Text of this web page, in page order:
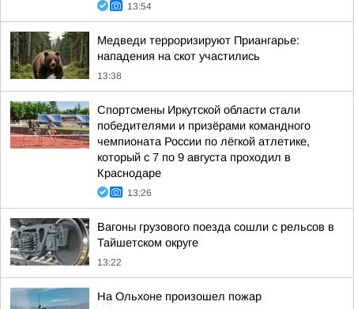
13:54
Медведи терроризируют Приангарье:
нападения на скот участились
13:38
Спортсмены Иркутской области стали
победителями и призёрами командного
чемпионата России по лёгкой атлетике,
который с 7 по 9 августа проходил в
Краснодаре
13:26
Вагоны грузового поезда сошли с рельсов в
Тайшетском округе
13:22
На Ольхоне произошел пожар